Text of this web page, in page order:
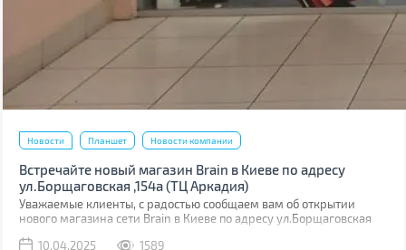
Новости Планшет Новости компании
Встречайте новый магазин Brain в Киеве по адресу
ул.Борщаговская ,154а (ТЦ Аркадия)
Уважаемые клиенты, с радостью сообщаем вам об открытии
нового магазина сети Brain в Киеве по адресу ул.Борщаговская
10.04.2025
1589